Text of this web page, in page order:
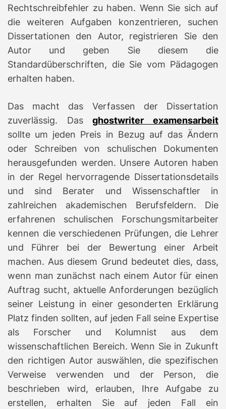
Rechtschreibfehler zu haben. Wenn Sie sich auf
die weiteren Aufgaben konzentrieren, suchen
Dissertationen den Autor, registrieren Sie den
Autor und geben Sie diesem die
Standardüberschriften, die Sie vom Pädagogen
erhalten haben.
Das macht das Verfassen der Dissertation
zuverlässig. Dasghostwriter examensarbeit
sollte um jeden Preis in Bezug auf das Ändern
oder Schreiben von schulischen Dokumenten
herausgefunden werden. Unsere Autoren haben
in der Regel hervorragende Dissertationsdetails
und sind Berater und Wissenschaftler in
zahlreichen akademischen Berufsfeldern. Die
erfahrenen schulischen Forschungsmitarbeiter
kennen die verschiedenen Prüfungen, die Lehrer
und Führer bei der Bewertung einer Arbeit
machen. Aus diesem Grund bedeutet dies, dass,
wenn man zunächst nach einem Autor für einen
Auftrag sucht, aktuelle Anforderungen bezüglich
seiner Leistung in einer gesonderten Erklärung
Platz finden sollten, auf jeden Fall seine Expertise
als Forscher und Kolumnist aus dem
wissenschaftlichen Bereich. Wenn Sie in Zukunft
den richtigen Autor auswählen, die spezifischen
Verweise verwenden und der Person, die
beschrieben wird, erlauben, Ihre Aufgabe zu
erstellen, erhalten Sie auf jeden Fall ein